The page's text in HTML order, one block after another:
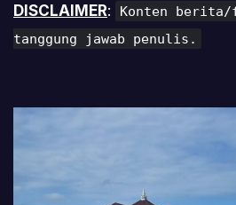
DISCLAIMER:
Konten
tanggung jawab penulis.